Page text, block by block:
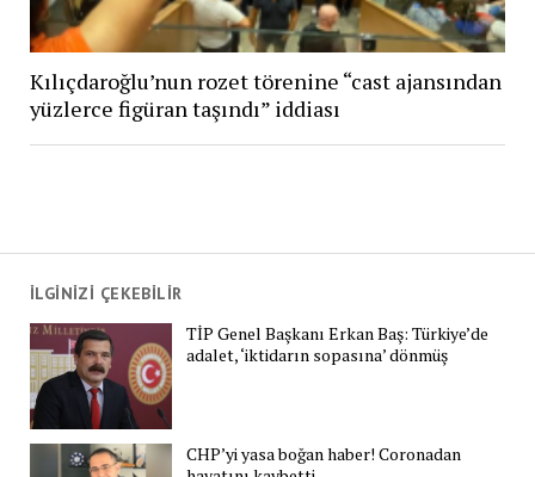
İLGİNİZİ ÇEKEBİLİR
TİP Genel Başkanı Erkan Baş: Türkiye’de
adalet, ‘iktidarın sopasına’ dönmüş
CHP’yi yasa boğan haber! Coronadan
Kılıçdaroğlu’nun rozet törenine “cast ajansından
yüzlerce figüran taşındı” iddiası